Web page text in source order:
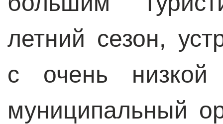
летний сезон,
с очень
муниципальный